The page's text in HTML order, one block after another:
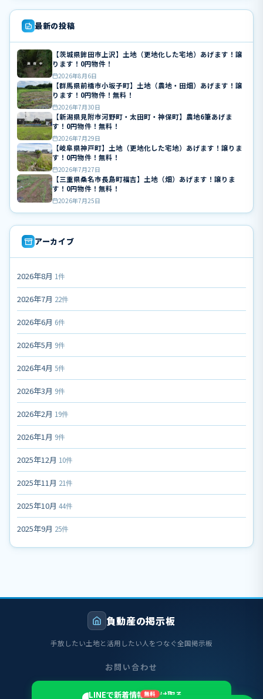
最新の投稿
【茨城県鉾田市上沢】土地（更地化した宅地）あげます！譲
ります！0円物件！
2026年8月6日
【群馬県前橋市小坂子町】土地（農地・田畑）あげます！譲
ります！0円物件！無料！
2026年7月30日
【新潟県見附市河野町・太田町・神保町】農地6筆あげま
す！0円物件！無料！
2026年7月29日
【岐阜県神戸町】土地（更地化した宅地）あげます！譲りま
す！0円物件！無料！
2026年7月27日
【三重県桑名市長島町福吉】土地（畑）あげます！譲りま
す！0円物件！無料！
2026年7月25日
アーカイブ
2026年8月 1件
2026年7月 22件
2026年6月 6件
2026年5月 9件
2026年4月 5件
2026年3月 9件
2026年2月 19件
2026年1月 9件
2025年12月 10件
2025年11月 21件
2025年10月 44件
2025年9月 25件
負動産の掲示板
手放したい土地と活用したい人をつなぐ全国掲示板
お問い合わせ
LINEで新着情報を受け取る
無料